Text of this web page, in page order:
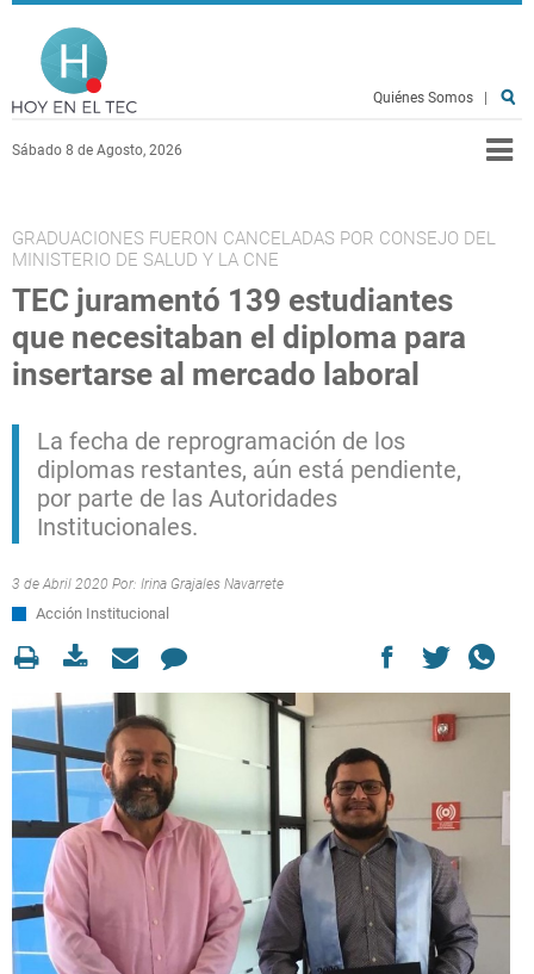
Pasar al contenido principal
Sábado 8 de Agosto, 2026
Quiénes Somos
GRADUACIONES FUERON CANCELADAS POR CONSEJO DEL
MINISTERIO DE SALUD Y LA CNE
TEC juramentó 139 estudiantes
que necesitaban el diploma para
insertarse al mercado laboral
La fecha de reprogramación de los
diplomas restantes, aún está pendiente,
por parte de las Autoridades
Institucionales.
3 de Abril 2020 Por: Irina Grajales Navarrete
Acción Institucional